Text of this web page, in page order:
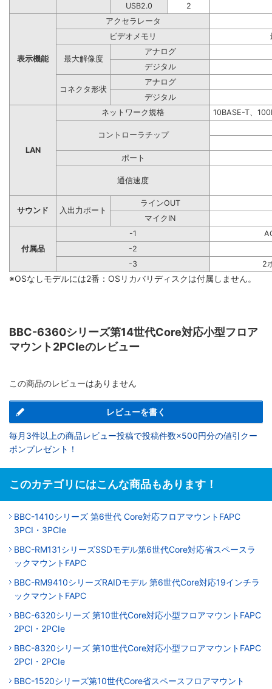
USB2.0
2
表示機能
アクセラレータ
ビデオメモリ
最大解像度
アナログ
デジタル
コネクタ形状
アナログ
デジタル
LAN
ネットワーク規格 10BASE-T、
コントローラチップ
ポート
通信速度
サウンド 入出力ポート
ラインOUT
マイクIN
付属品
-1
-2
-3
2
※OSなしモデルには2番：OSリカバリディスクは付属しません。
BBC-6360シリーズ第14世代Core対応小型フロア
マウント2PCIeのレビュー
この商品のレビューはありません
レビューを書く
毎月3件以上の商品レビュー投稿で投稿件数×500円分の値引クー
ポンプレゼント！
このカテゴリにはこんな商品もあります！
BBC-1410シリーズ 第6世代 Core対応フロアマウントFAPC
3PCI・3PCIe
BBC-RM131シリーズSSDモデル第6世代Core対応省スペースラ
ックマウントFAPC
BBC-RM9410シリーズRAIDモデル 第6世代Core対応19インチラ
ックマウントFAPC
BBC-6320シリーズ 第10世代Core対応小型フロアマウントFAPC
2PCI・2PCIe
BBC-8320シリーズ 第10世代Core対応小型フロアマウントFAPC
2PCI・2PCIe
BBC-1520シリーズ第10世代Core省スペースフロアマウント